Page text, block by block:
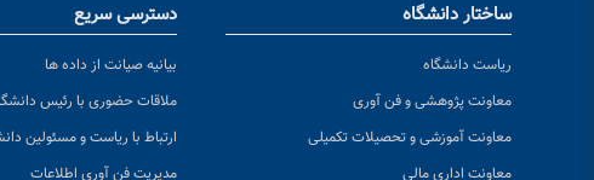
ساختار دانشگاه
ریاست دانشگاه
معاونت پژوهشی و فن آوری
معاونت آموزشی و تحصیلات تکمیلی
معاونت اداری مالی
دسترسی سریع
بیانیه صیانت از داده ها
ملاقات حضوری با رئیس
ارتباط با ریاست و مسئولین
مدیریت فن آوری اطلاعات